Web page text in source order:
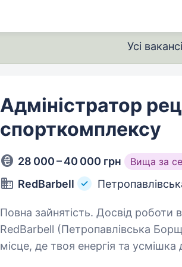
Усі
Адміністратор
спорткомплексу
28 000 – 40 000 грн Вища за
RedBarbell
Повна зайнятість. Досвід роботи від 1
RedBarbell (Петропавлівська
місце, де твоя енергія та